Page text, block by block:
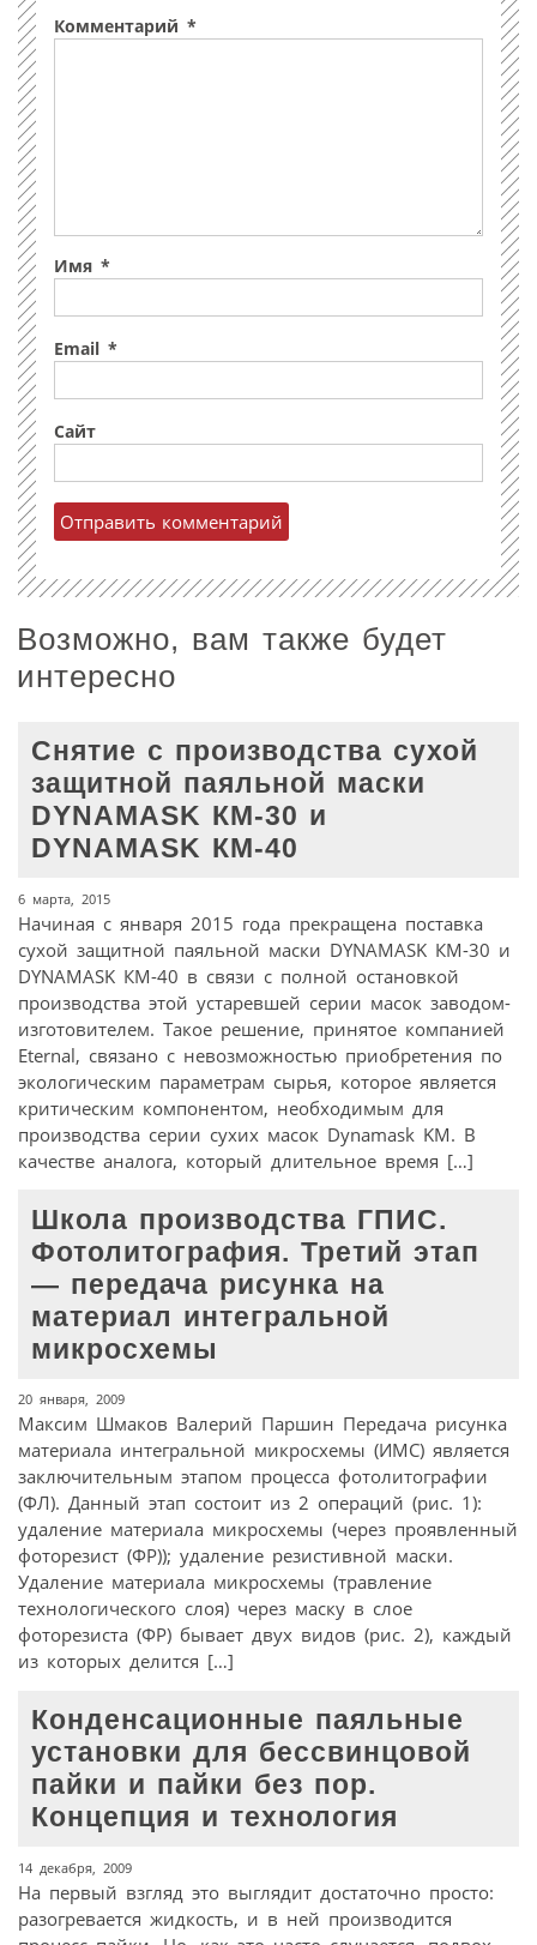
Комментарий *
Имя *
Email *
Сайт
Возможно, вам также будет
интересно
Снятие с производства сухой
защитной паяльной маски
DYNAMASK КМ-30 и
DYNAMASK КМ-40
6 марта, 2015
Начиная с января 2015 года прекращена поставка
сухой защитной паяльной маски DYNAMASK КМ-30 и
DYNAMASK КМ-40 в связи с полной остановкой
производства этой устаревшей серии масок заводом-
изготовителем. Такое решение, принятое компанией
Eternal, связано с невозможностью приобретения по
экологическим параметрам сырья, которое является
критическим компонентом, необходимым для
производства серии сухих масок Dynamask KM. В
качестве аналога, который длительное время […]
Школа производства ГПИС.
Фотолитография. Третий этап
— передача рисунка на
материал интегральной
микросхемы
20 января, 2009
Максим Шмаков Валерий Паршин Передача рисунка
материала интегральной микросхемы (ИМС) является
заключительным этапом процесса фотолитографии
(ФЛ). Данный этап состоит из 2 операций (рис. 1):
удаление материала микросхемы (через проявленный
фоторезист (ФР)); удаление резистивной маски.
Удаление материала микросхемы (травление
технологического слоя) через маску в слое
фоторезиста (ФР) бывает двух видов (рис. 2), каждый
из которых делится […]
Конденсационные паяльные
установки для бессвинцовой
пайки и пайки без пор.
Концепция и технология
14 декабря, 2009
На первый взгляд это выглядит достаточно просто:
разогревается жидкость, и в ней производится